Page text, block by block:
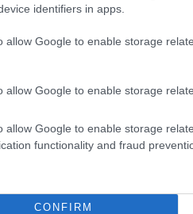
identifiers in apps.
allow Google to enable storage
allow Google to enable storage
allow Google to enable storage
functionality and fraud
CONFIRM
szaggatjuk.
megpuhulnak.
és lecsepegtetjük.